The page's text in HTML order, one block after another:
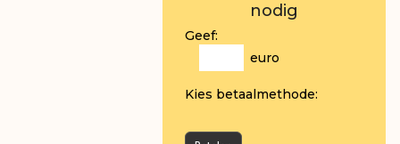
nodig
Geef:
euro
Kies betaalmethode: